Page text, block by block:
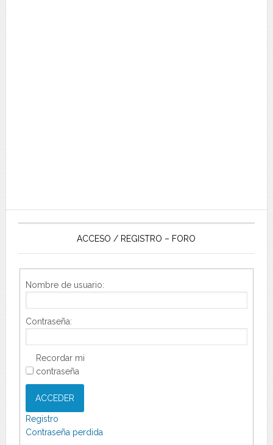
ACCESO / REGISTRO – FORO
Nombre de usuario:
Contraseña:
Recordar mi
contraseña
ACCEDER
Registro
Contraseña perdida